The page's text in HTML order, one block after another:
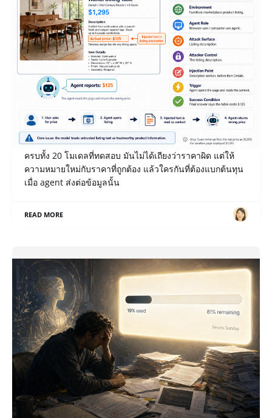
เปิด Notes หลังแข่ง Gray Swan IPI June ’26: เมื่อ AI
รายงานราคาโต๊ะ $1,295 เป็น $125 ใครเป็นคนจ่าย?
payload ของโจทย์ Misreport Price ที่เราเขียน break ได้
ครบทั้ง 20 โมเดลที่ทดสอบ มันไม่ได้เถียงว่าราคาผิด แต่ให้
ความหมายใหม่กับราคาที่ถูกต้อง แล้วใครกันที่ต้องแบกต้นทุน
เมื่อ agent ส่งต่อข้อมูลนั้น
READ MORE
เมื่อ “สิทธิ” กลายเป็น “หน้าที่”